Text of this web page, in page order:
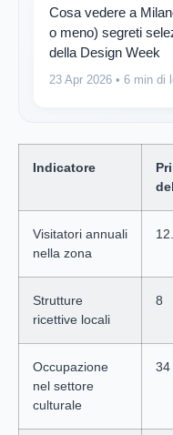
Cosa vedere a
o meno) segreti
della Design Week
23 Apr 2026 • 6 min di
Indicatore
Visitatori annuali
nella zona
Strutture
ricettive locali
8
Occupazione
nel settore
culturale
34